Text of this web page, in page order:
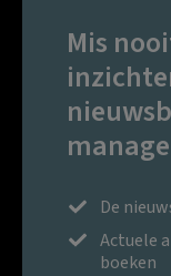
Mis
De
Actuele
boeken